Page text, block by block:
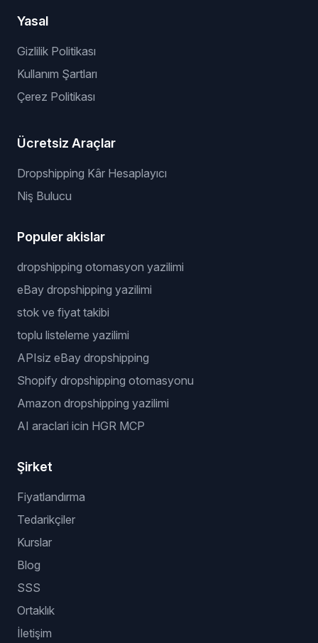
Yasal
Gizlilik Politikası
Kullanım Şartları
Çerez Politikası
Ücretsiz Araçlar
Dropshipping Kâr Hesaplayıcı
Niş Bulucu
Populer akislar
dropshipping otomasyon yazilimi
eBay dropshipping yazilimi
stok ve fiyat takibi
toplu listeleme yazilimi
APIsiz eBay dropshipping
Shopify dropshipping otomasyonu
Amazon dropshipping yazilimi
AI araclari icin HGR MCP
Şirket
Fiyatlandırma
Tedarikçiler
Kurslar
Blog
SSS
Ortaklık
İletişim